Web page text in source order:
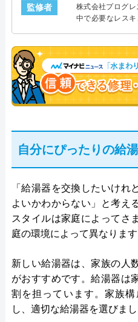
監修者
株式会社プログ
中で必要なレス
決。多くのお客
ャリスト。
自分にぴったりの給
「給湯器を交換したいけれ
よいかわからない」と考え
スタイルは家庭によってさ
庭の環境によって異なります
新しい給湯器は、家族の人
がおすすめです。給湯器は
割を担っています。家族
し、適切な給湯器を選びまし